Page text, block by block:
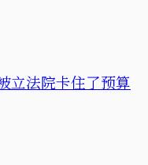
立法院卡住了预算